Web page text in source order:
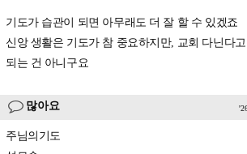
기도가 습관이 되면 아무래도 더 잘 할 수 있겠죠
신앙 생활은 기도가 참 중요하지만, 교회 다닌다
되는 건 아니구요
많아요
주님의기도